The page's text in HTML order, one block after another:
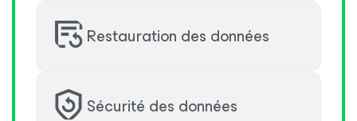
Restauration des données
Sécurité des données